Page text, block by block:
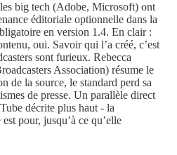
big tech (Adobe, Microsoft) ont
éditoriale optionnelle dans la
en version 1.4. En clair :
oui. Savoir qui l’a créé, c’est
sont furieux. Rebecca
Association) résume le
de la source, le standard perd sa
de presse. Un parallèle direct
décrite plus haut - la
pour, jusqu’à ce qu’elle